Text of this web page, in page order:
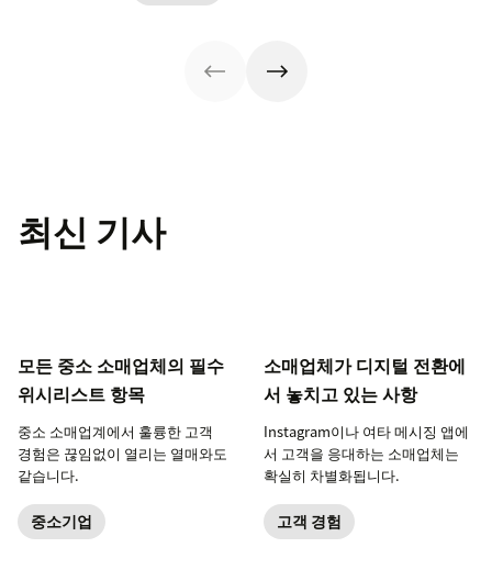
니다.
최신 기사
모든 중소 소매업체의 필수
위시리스트 항목
중소 소매업계에서 훌륭한 고객
경험은 끊임없이 열리는 열매와도
같습니다.
중소기업
소매업체가 디지털 전환에
서 놓치고 있는 사항
Instagram이나 여타 메시징 앱에
서 고객을 응대하는 소매업체는
확실히 차별화됩니다.
고객 경험